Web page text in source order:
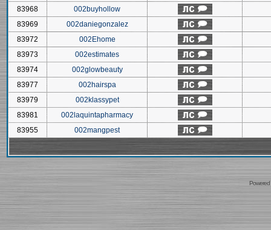
83968
002buyhollow
83969
002daniegonzalez
83972
002Ehome
83973
002estimates
83974
002glowbeauty
83977
002hairspa
83979
002klassypet
83981
002laquintapharmacy
83955
002mangpest